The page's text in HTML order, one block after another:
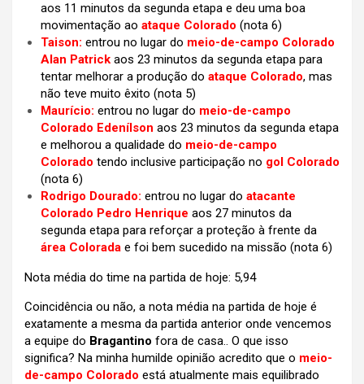
aos 11 minutos da segunda etapa e deu uma boa
movimentação ao ataque Colorado (nota 6)
Taison: entrou no lugar do meio-de-campo Colorado
Alan Patrick aos 23 minutos da segunda etapa para
tentar melhorar a produção do ataque Colorado, mas
não teve muito êxito (nota 5)
Maurício: entrou no lugar do meio-de-campo
Colorado Edenílson aos 23 minutos da segunda etapa
e melhorou a qualidade do meio-de-campo
Colorado tendo inclusive participação no gol Colorado
(nota 6)
Rodrigo Dourado: entrou no lugar do atacante
Colorado Pedro Henrique aos 27 minutos da
segunda etapa para reforçar a proteção à frente da
área Colorada e foi bem sucedido na missão (nota 6)
Nota média do time na partida de hoje: 5,94
Coincidência ou não, a nota média na partida de hoje é
exatamente a mesma da partida anterior onde vencemos
a equipe do Bragantino fora de casa.. O que isso
significa? Na minha humilde opinião acredito que o meio-
de-campo Colorado está atualmente mais equilibrado